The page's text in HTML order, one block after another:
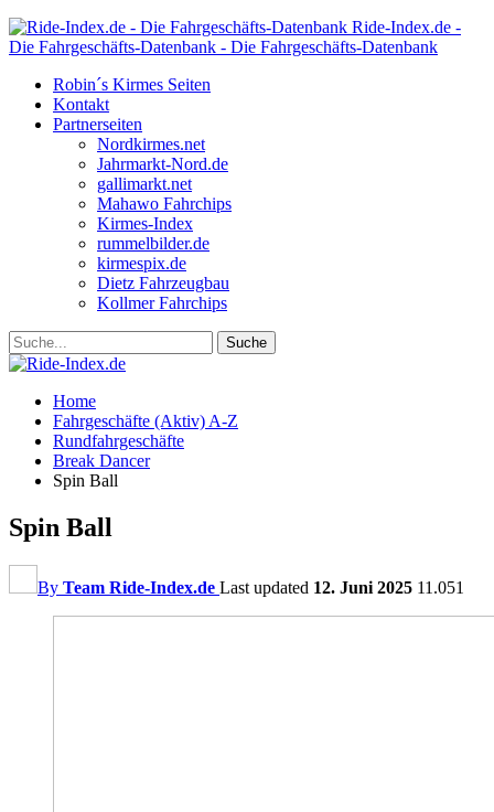
Ride-Index.de -
Die Fahrgeschäfts-Datenbank - Die Fahrgeschäfts-Datenbank
Robin´s Kirmes Seiten
Kontakt
Partnerseiten
Nordkirmes.net
Jahrmarkt-Nord.de
gallimarkt.net
Mahawo Fahrchips
Kirmes-Index
rummelbilder.de
kirmespix.de
Dietz Fahrzeugbau
Kollmer Fahrchips
Home
Fahrgeschäfte (Aktiv) A-Z
Rundfahrgeschäfte
Break Dancer
Spin Ball
Spin Ball
By Team Ride-Index.de Last updated 12. Juni 2025 11.051